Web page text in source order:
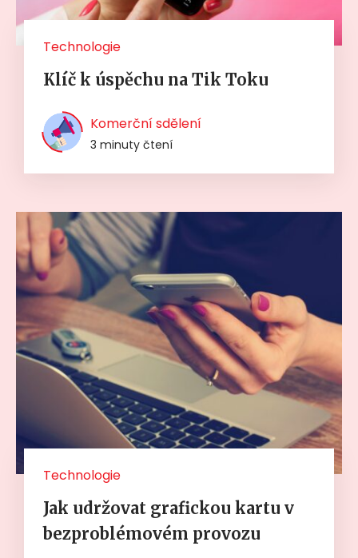
Technologie
Klíč k úspěchu na Tik Toku
Komerční sdělení
3 minuty čtení
Technologie
Jak udržovat grafickou kartu v
bezproblémovém provozu